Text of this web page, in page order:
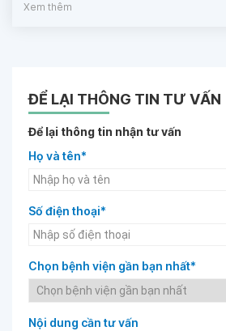
Xem thêm
ĐỂ LẠI THÔNG TIN TƯ VẤN
Để lại thông tin nhận tư vấn
Họ và tên*
Số điện thoại*
Chọn bệnh viện gần bạn nhất*
Nội dung cần tư vấn